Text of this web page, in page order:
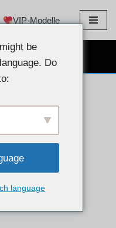
VIP-Modelle
be
Do
language